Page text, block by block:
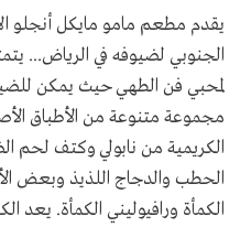
يقدم مطعم مامو مايكل أنجلو
الجنوبي لضيوفه في الرياض...
لمحبي فن الطهي حيث يمكن للضيوف
مجموعة متنوعة من الأطباق
الكريمية من نابولي وكتف لحم
الحطب والدجاج اللذيذ وبعض
الكمأة ورافيوليني الكمأة. يعد